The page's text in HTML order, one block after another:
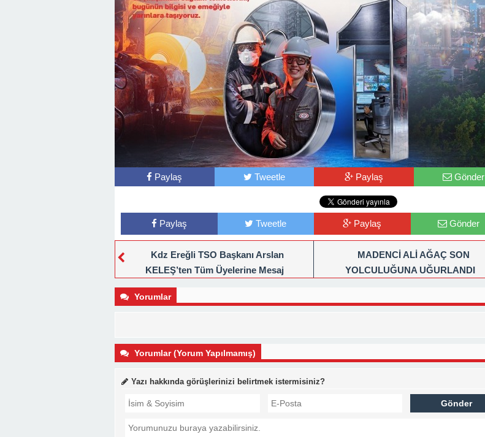
Paylaş Tweetle Paylaş Gönder
Paylaş Tweetle Paylaş Gönder
Kdz Ereğli TSO Başkanı Arslan
KELEŞ’ten Tüm Üyelerine Mesaj
MADENCİ ALİ AĞAÇ SON
YOLCULUĞUNA UĞURLANDI
Yorumlar
Yorumlar (Yorum Yapılmamış)
Yazı hakkında görüşlerinizi belirtmek istermisiniz?
Başkan Posbıyık’tan Bayram Mesajı BOZHANE LİMANI GÜN SAYIYOR